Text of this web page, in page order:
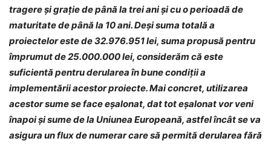
tragere și grație de până la trei ani și cu o perioadă de
maturitate de până la 10 ani. Deși suma totală a
proiectelor este de 32.976.951 lei, suma propusă pentru
împrumut de 25.000.000 lei, considerăm că este
suficientă pentru derularea în bune condiții a
implementării acestor proiecte. Mai concret, utilizarea
acestor sume se face eșalonat, dat tot eșalonat vor veni
înapoi și sume de la Uniunea Europeană, astfel încât se va
asigura un flux de numerar care să permită derularea fără